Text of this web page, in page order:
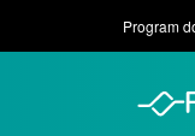
Program